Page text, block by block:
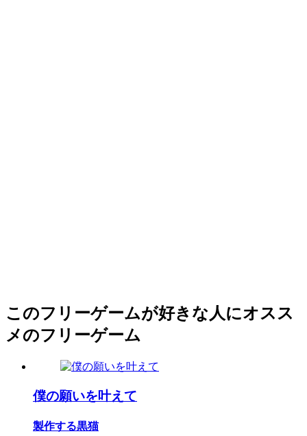
このフリーゲームが好きな人にオスス
メのフリーゲーム
僕の願いを叶えて
製作する黒猫